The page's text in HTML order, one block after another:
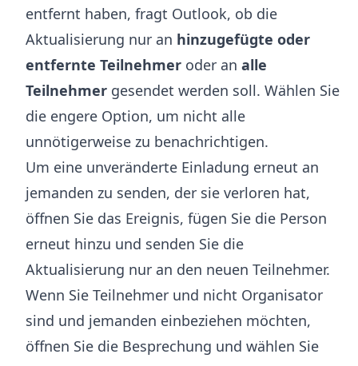
entfernt haben, fragt Outlook, ob die
Aktualisierung nur an hinzugefügte oder
entfernte Teilnehmer oder an alle
Teilnehmer gesendet werden soll. Wählen Sie
die engere Option, um nicht alle
unnötigerweise zu benachrichtigen.
Um eine unveränderte Einladung erneut an
jemanden zu senden, der sie verloren hat,
öffnen Sie das Ereignis, fügen Sie die Person
erneut hinzu und senden Sie die
Aktualisierung nur an den neuen Teilnehmer.
Wenn Sie Teilnehmer und nicht Organisator
sind und jemanden einbeziehen möchten,
öffnen Sie die Besprechung und wählen Sie